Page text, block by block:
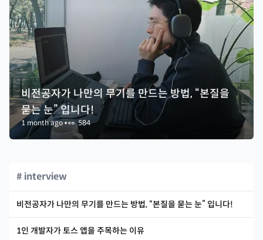
비전공자가 나만의 무기를 만드는 방법, “본질을
묻는 눈” 입니다!
1 month ago•👀584
# interview
비전공자가 나만의 무기를 만드는 방법, “본질을 묻는 눈” 입니다!
1인 개발자가 토스 앱을 주목하는 이유